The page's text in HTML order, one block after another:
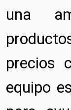
una
precios
equipo